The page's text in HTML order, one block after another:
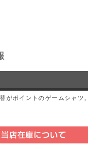
がポイントのゲームシャツ。